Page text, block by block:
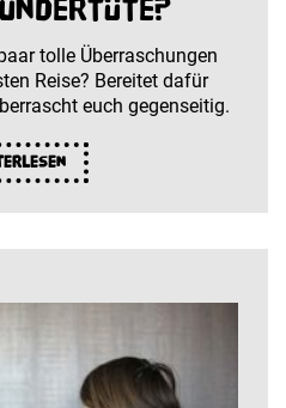
tolle Überraschungen
Reise? Bereitet dafür
euch gegenseitig.